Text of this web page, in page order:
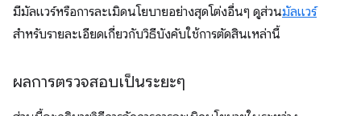
มีมัลแวร์หรือการละเมิดนโยบายอย่างสุดโต่งอื่นๆ ดูส่วนมัลแวร์
สำหรับรายละเอียดเกี่ยวกับวิธีบังคับใช้การตัดสินเหล่านี้
ผลการตรวจสอบเป็นระยะๆ